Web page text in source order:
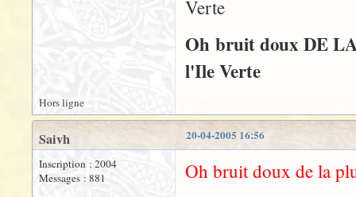
Verte
Oh bruit doux DE
l'Ile Verte
Hors ligne
20-04-2005 16:56
Saivh
Inscription : 2004
Messages : 881
Oh bruit doux de la